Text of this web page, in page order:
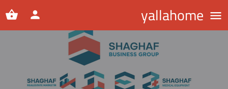
yallahome